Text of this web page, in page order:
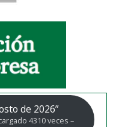
de 2026”
4310 veces –